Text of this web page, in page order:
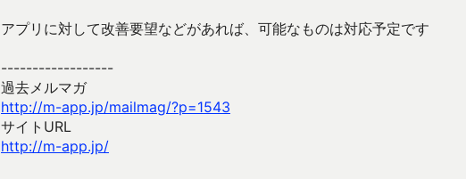
アプリに対して改善要望などがあれば、可能なものは対応予定です
------------------
過去メルマガ
http://m-app.jp/mailmag/?p=1543
サイトURL
http://m-app.jp/